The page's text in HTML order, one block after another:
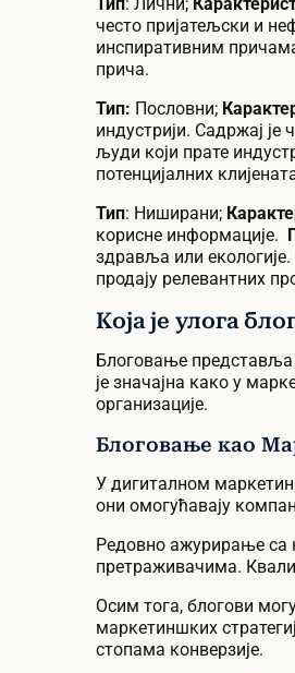
често пријатељски и
инспиративним
прича.
Тип: Пословни;
индустрији. Садржај
људи који прате
потенцијалних
Тип: Ниширани;
корисне информације.
здравља или екологије.
продају релевантних
Која је улога
Блоговање
је значајна како у
организације.
Блоговање као
У дигиталном
они омогућавају
Редовно ажурирање
претраживачима.
Осим тога, блогови
маркетиншких
стопама конверзије.